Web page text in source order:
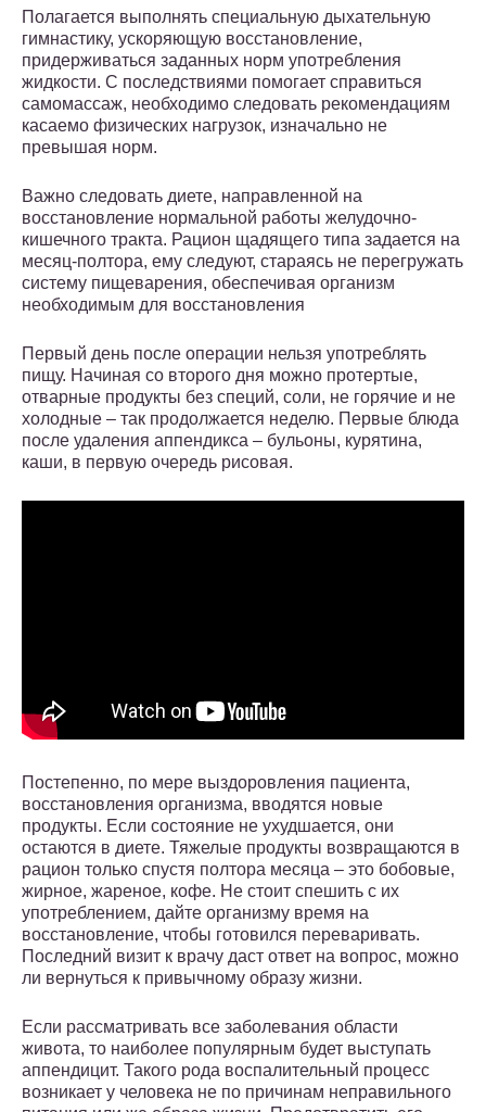
Полагается выполнять специальную дыхательную
гимнастику, ускоряющую восстановление,
придерживаться заданных норм употребления
жидкости. С последствиями помогает справиться
самомассаж, необходимо следовать рекомендациям
касаемо физических нагрузок, изначально не
превышая норм.
Важно следовать диете, направленной на
восстановление нормальной работы желудочно-
кишечного тракта. Рацион щадящего типа задается на
месяц-полтора, ему следуют, стараясь не перегружать
систему пищеварения, обеспечивая организм
необходимым для восстановления
Первый день после операции нельзя употреблять
пищу. Начиная со второго дня можно протертые,
отварные продукты без специй, соли, не горячие и не
холодные – так продолжается неделю. Первые блюда
после удаления аппендикса – бульоны, курятина,
каши, в первую очередь рисовая.
Постепенно, по мере выздоровления пациента,
восстановления организма, вводятся новые
продукты. Если состояние не ухудшается, они
остаются в диете. Тяжелые продукты возвращаются в
рацион только спустя полтора месяца – это бобовые,
жирное, жареное, кофе. Не стоит спешить с их
употреблением, дайте организму время на
восстановление, чтобы готовился переваривать.
Последний визит к врачу даст ответ на вопрос, можно
ли вернуться к привычному образу жизни.
Если рассматривать все заболевания области
живота, то наиболее популярным будет выступать
аппендицит. Такого рода воспалительный процесс
возникает у человека не по причинам неправильного